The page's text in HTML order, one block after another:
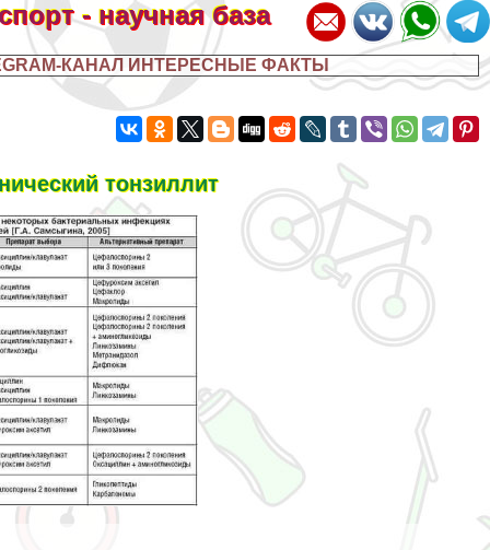
- научная база
КАНАЛ ИНТЕРЕСНЫЕ ФАКТЫ
тонзиллит